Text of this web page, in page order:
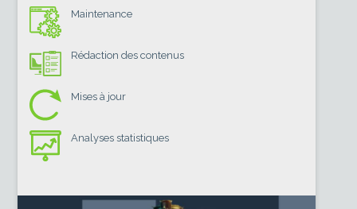
Maintenance
Rédaction des contenus
Mises à jour
Analyses statistiques